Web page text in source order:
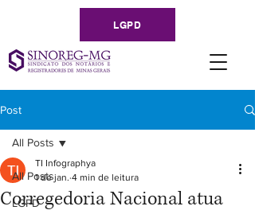
LGPD
Post
All Posts
LGPD
All Posts
Corregedoria Nacional atua
TI Infographya
1 de jan. 4 min de leitura